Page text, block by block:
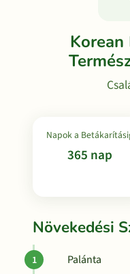
Napok a
365 nap
Növekedési
Palánta